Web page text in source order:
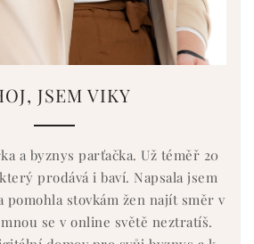
JSEM VIKY
a byznys parťačka. Už téměř 20
prodává i baví. Napsala jsem
pomohla stovkám žen najít směr v
se v online světě neztratíš.